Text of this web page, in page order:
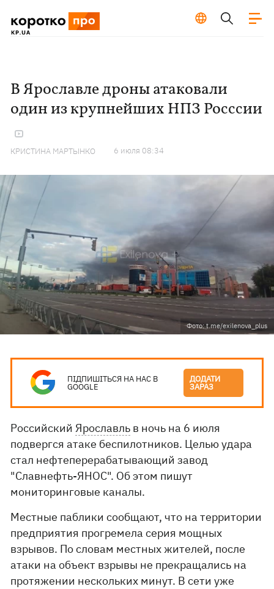
В Ярославле дроны атаковали
один из крупнейших НПЗ Росссии
КРИСТИНА МАРТЫНКО 6 июля 08:34
Фото: t.me/exilenova_plus
ПІДПИШІТЬСЯ НА НАС В
GOOGLE
ДОДАТИ
ЗАРАЗ
РоссийскийЯрославль в ночь на 6 июля
подвергся атаке беспилотников. Целью удара
стал нефтеперерабатывающий завод
"Славнефть-ЯНОС". Об этом пишут
мониторинговые каналы.
Местные паблики сообщают, что на территории
предприятия прогремела серия мощных
взрывов. По словам местных жителей, после
атаки на объект взрывы не прекращались на
протяжении нескольких минут. В сети уже